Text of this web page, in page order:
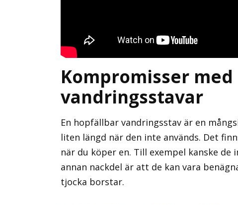
Kompromisser
vandringsstavar
En hopfällbar vandringsstav är en
liten längd när den inte används. Det
när du köper en. Till exempel kanske
annan nackdel är att de kan vara
tjocka borstar.